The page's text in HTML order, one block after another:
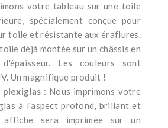
votre tableau sur une toile
spécialement conçue pour
toile et résistante aux éraflures.
déjà montée sur un châssis en
Les couleurs sont
Un magnifique produit !
plexiglas : Nous imprimons votre
à l'aspect profond, brillant et
sera imprimée sur un